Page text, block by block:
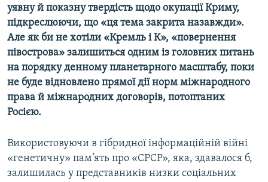
уявну й показну твердість щодо окупації Криму,
підкреслюючи, що «ця тема закрита назавжди».
Але як би не хотіли «Кремль і К», «повернення
півострова» залишиться одним із головних питань
на порядку денному планетарного масштабу, поки
не буде відновлено прямої дії норм міжнародного
права й міжнародних договорів, потоптаних
Росією.
Використовуючи в гібридної інформаційній війні
«генетичну» пам’ять про «СРСР», яка, здавалося б,
залишилась у представників низки соціальних